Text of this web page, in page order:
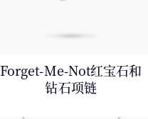
Forget-Me-Not红宝石和
钻⁠石⁠项⁠链